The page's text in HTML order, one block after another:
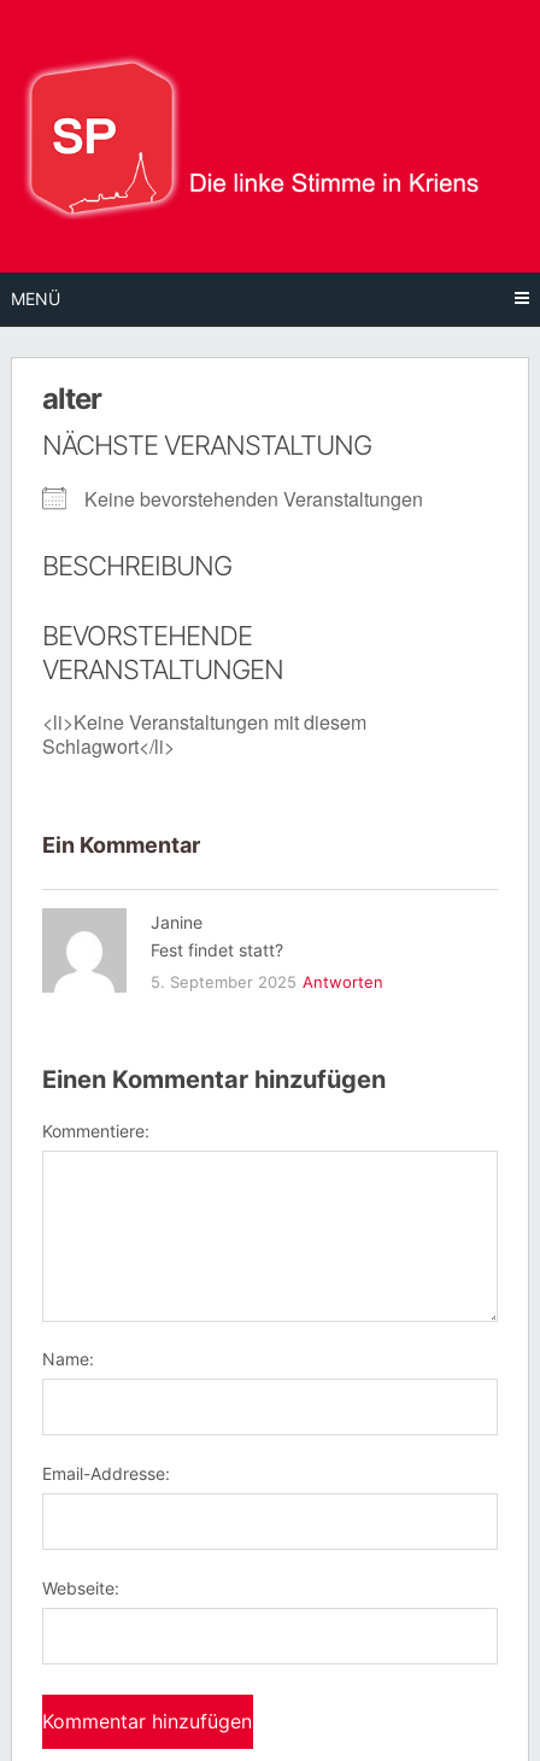
Inhalt
MENÜ
alter
NÄCHSTE VERANSTALTUNG
Keine bevorstehenden Veranstaltungen
BESCHREIBUNG
BEVORSTEHENDE
VERANSTALTUNGEN
<li>Keine Veranstaltungen mit diesem
Schlagwort</li>
Ein Kommentar
Janine
Fest findet statt?
5. September 2025 Antworten
Einen Kommentar hinzufügen
Kommentiere:
Name:
Email-Addresse:
Webseite: